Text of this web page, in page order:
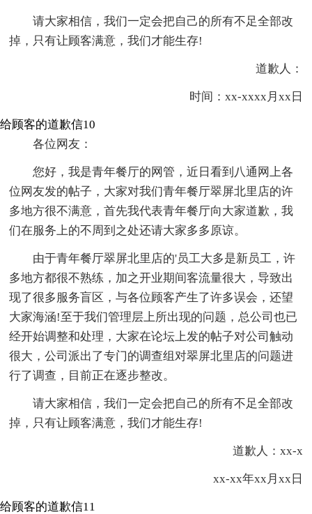
请大家相信，我们一定会把自己的所有不足全部改
掉，只有让顾客满意，我们才能生存!
道歉人：
时间：xx-xxxx月xx日
给顾客的道歉信10
各位网友：
您好，我是青年餐厅的网管，近日看到八通网上各
位网友发的帖子，大家对我们青年餐厅翠屏北里店的许
多地方很不满意，首先我代表青年餐厅向大家道歉，我
们在服务上的不周到之处还请大家多多原谅。
由于青年餐厅翠屏北里店的'员工大多是新员工，许
多地方都很不熟练，加之开业期间客流量很大，导致出
现了很多服务盲区，与各位顾客产生了许多误会，还望
大家海涵!至于我们管理层上所出现的问题，总公司也已
经开始调整和处理，大家在论坛上发的帖子对公司触动
很大，公司派出了专门的调查组对翠屏北里店的问题进
行了调查，目前正在逐步整改。
请大家相信，我们一定会把自己的所有不足全部改
掉，只有让顾客满意，我们才能生存!
道歉人：xx-x
xx-xx年xx月xx日
给顾客的道歉信11